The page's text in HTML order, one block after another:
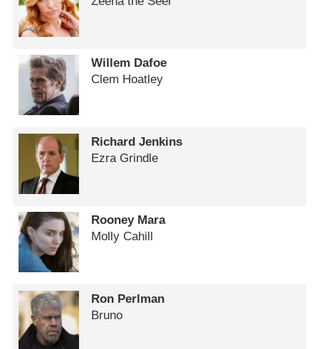
Willem Dafoe
Clem Hoatley
Richard Jenkins
Ezra Grindle
Rooney Mara
Molly Cahill
Ron Perlman
Bruno